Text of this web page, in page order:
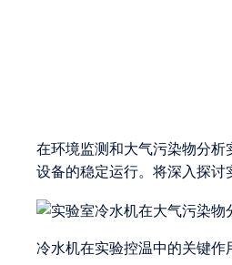
在环境监测和大气污染物分
设备的稳定运行。将深入探讨
冷水机在实验控温中的关键作